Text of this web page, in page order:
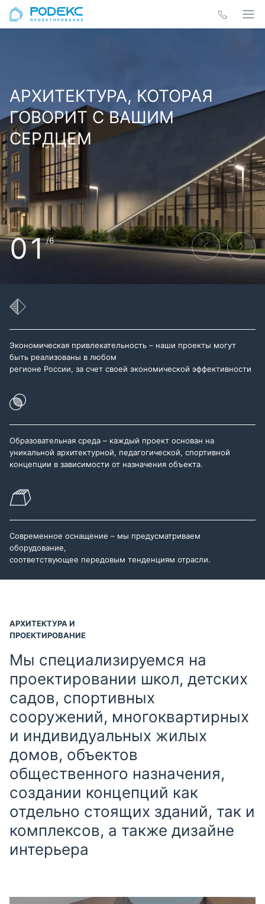
АРХИТЕКТУРА, КОТОРАЯ
ГОВОРИТ С ВАШИМ
СЕРДЦЕМ
01/6
Экономическая привлекательность – наши проекты могут
быть реализованы в любом
регионе России, за счет своей экономической эффективности
Образовательная среда – каждый проект основан на
уникальной архитектурной, педагогической, спортивной
концепции в зависимости от назначения объекта.
Современное оснащение – мы предусматриваем
оборудование,
соответствующее передовым тенденциям отрасли.
АРХИТЕКТУРА И
ПРОЕКТИРОВАНИЕ
Мы специализируемся на
проектировании школ, детских
садов, спортивных
сооружений, многоквартирных
и индивидуальных жилых
домов, объектов
общественного назначения,
создании концепций как
отдельно стоящих зданий, так и
комплексов, а также дизайне
интерьера